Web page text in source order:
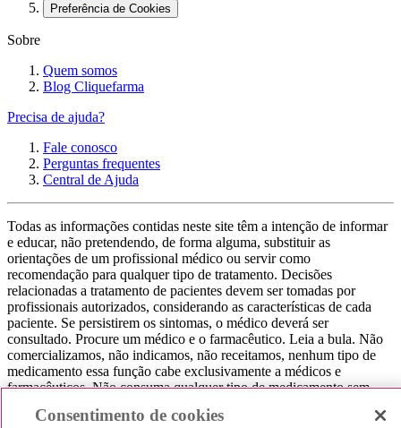
Preferência de Cookies
Sobre
Quem somos
Blog Cliquefarma
Precisa de ajuda?
Fale conosco
Perguntas frequentes
Central de Ajuda
Todas as informações contidas neste site têm a intenção de informar
e educar, não pretendendo, de forma alguma, substituir as
orientações de um profissional médico ou servir como
recomendação para qualquer tipo de tratamento. Decisões
relacionadas a tratamento de pacientes devem ser tomadas por
profissionais autorizados, considerando as características de cada
paciente. Se persistirem os sintomas, o médico deverá ser
consultado. Procure um médico e o farmacêutico. Leia a bula. Não
comercializamos, não indicamos, não receitamos, nenhum tipo de
medicamento essa função cabe exclusivamente a médicos e
farmacêuticos. Não consuma qualquer tipo de medicamento sem
não realizamos a venda de medicamentos, apenas contribuímos para
Consentimento de cookies